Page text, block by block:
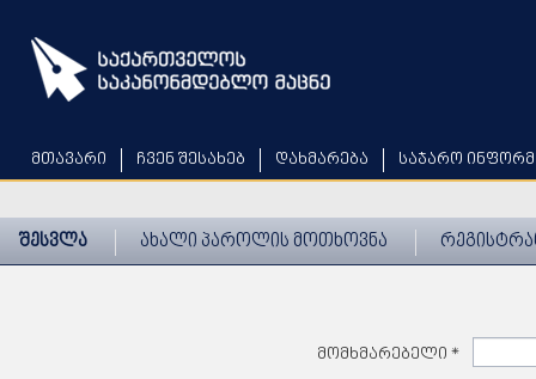
main
content
მთავარი ჩვენ შესახებ დახმარება საჯარო
შესვლა ახალი პაროლის მოთხოვნა
მომხმარებელი *